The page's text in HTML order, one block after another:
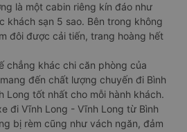
là một cabin riêng kín đáo như
khách sạn 5 sao. Bên trong không
đôi được cải tiến, trang hoàng hết
chẳng khác chi căn phòng của
đến chất lượng chuyến đi Bình
Long tốt nhất cho mỗi hành khách.
đi Vĩnh Long - Vĩnh Long từ Bình
bị rèm cũng như vách ngăn, đảm